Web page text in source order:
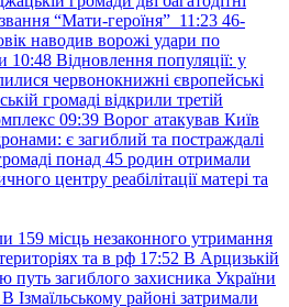
“Мати-героїня” 11:23 46-
наводив ворожі удари по
10:48 Відновлення популяції: у
червонокнижні європейські
громаді відкрили третій
09:39 Ворог атакував Київ
є загиблий та постраждалі
понад 45 родин отримали
центру реабілітації матері та
159 місць незаконного утримання
та в рф 17:52 В Арцизькій
путь загиблого захисника України
В Ізмаїльському районі затримали